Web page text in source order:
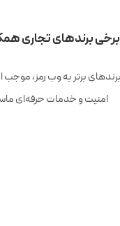
برخی برندهای تجاری
برتر به وب رمز، موجب
امنیت و خدمات حرفه‌ای